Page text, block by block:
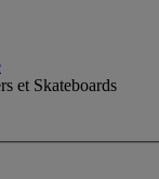
et Skateboards